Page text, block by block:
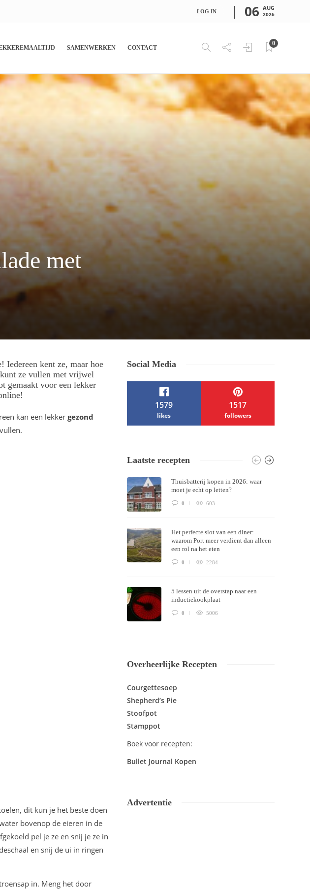
LOG IN 06 AUG
2026
SAMENWERKEN CONTACT
0
met
Iedereen kent ze, maar hoe
ze vullen met vrijwel
gemaakt voor een lekker
kan een lekker gezond
dit kun je het beste doen
bovenop de eieren in de
pel je ze en snij je ze in
en snij de ui in ringen
in. Meng het door
Social Media
1579
likes
1517
followers
Themes bySilicon Themes . Join us right
now!
Laatste recepten
Thuisbatterij kopen in 2026: waar
moet je echt op letten?
0 603
Het perfecte slot van een diner:
waarom Port meer verdient dan alleen
een rol na het eten
0 2284
5 lessen uit de overstap naar een
inductiekookplaat
0 5006
Overheerlijke Recepten
Courgettesoep
Shepherd’s Pie
Stoofpot
Stamppot
Boek voor recepten:
Bullet Journal Kopen
Advertentie